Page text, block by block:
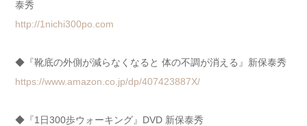
泰秀
http://1nichi300po.com
◆『靴底の外側が減らなくなると 体の不調が消える』新保泰秀
https://www.amazon.co.jp/dp/407423887X/
◆『1日300歩ウォーキング』DVD 新保泰秀